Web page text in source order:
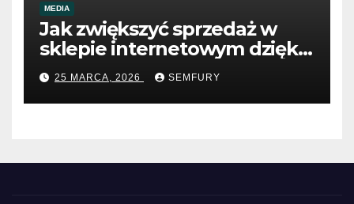
MEDIA
Jak zwiększyć sprzedaż w
sklepie internetowym dzięki
SEO
25 MARCA, 2026 SEMFURY